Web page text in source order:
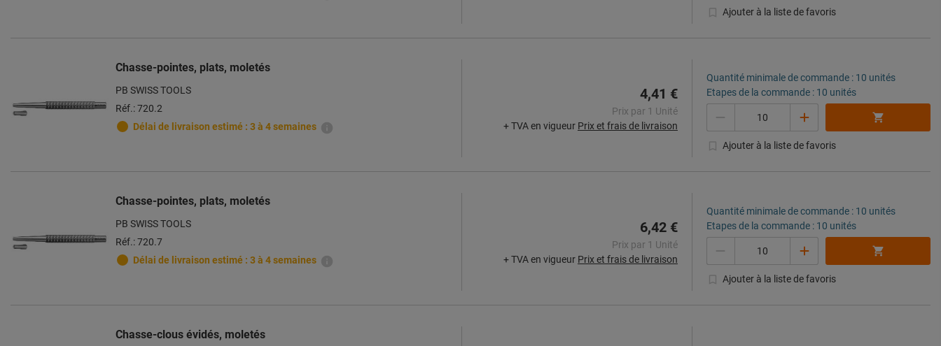
Ajouter à la liste de favoris
Chasse-pointes, plats, moletés
PB SWISS TOOLS
Réf.: 720.2
Délai de livraison estimé : 3 à 4 semaines
4,41 €
Prix par 1 Unité
+ TVA en vigueur Prix et frais de livraison
Quantité minimale de commande : 10 unités
Etapes de la commande : 10 unités
Ajouter à la liste de favoris
Chasse-pointes, plats, moletés
PB SWISS TOOLS
Réf.: 720.7
Délai de livraison estimé : 3 à 4 semaines
6,42 €
Prix par 1 Unité
+ TVA en vigueur Prix et frais de livraison
Quantité minimale de commande : 10 unités
Etapes de la commande : 10 unités
Ajouter à la liste de favoris
Chasse-clous évidés, moletés